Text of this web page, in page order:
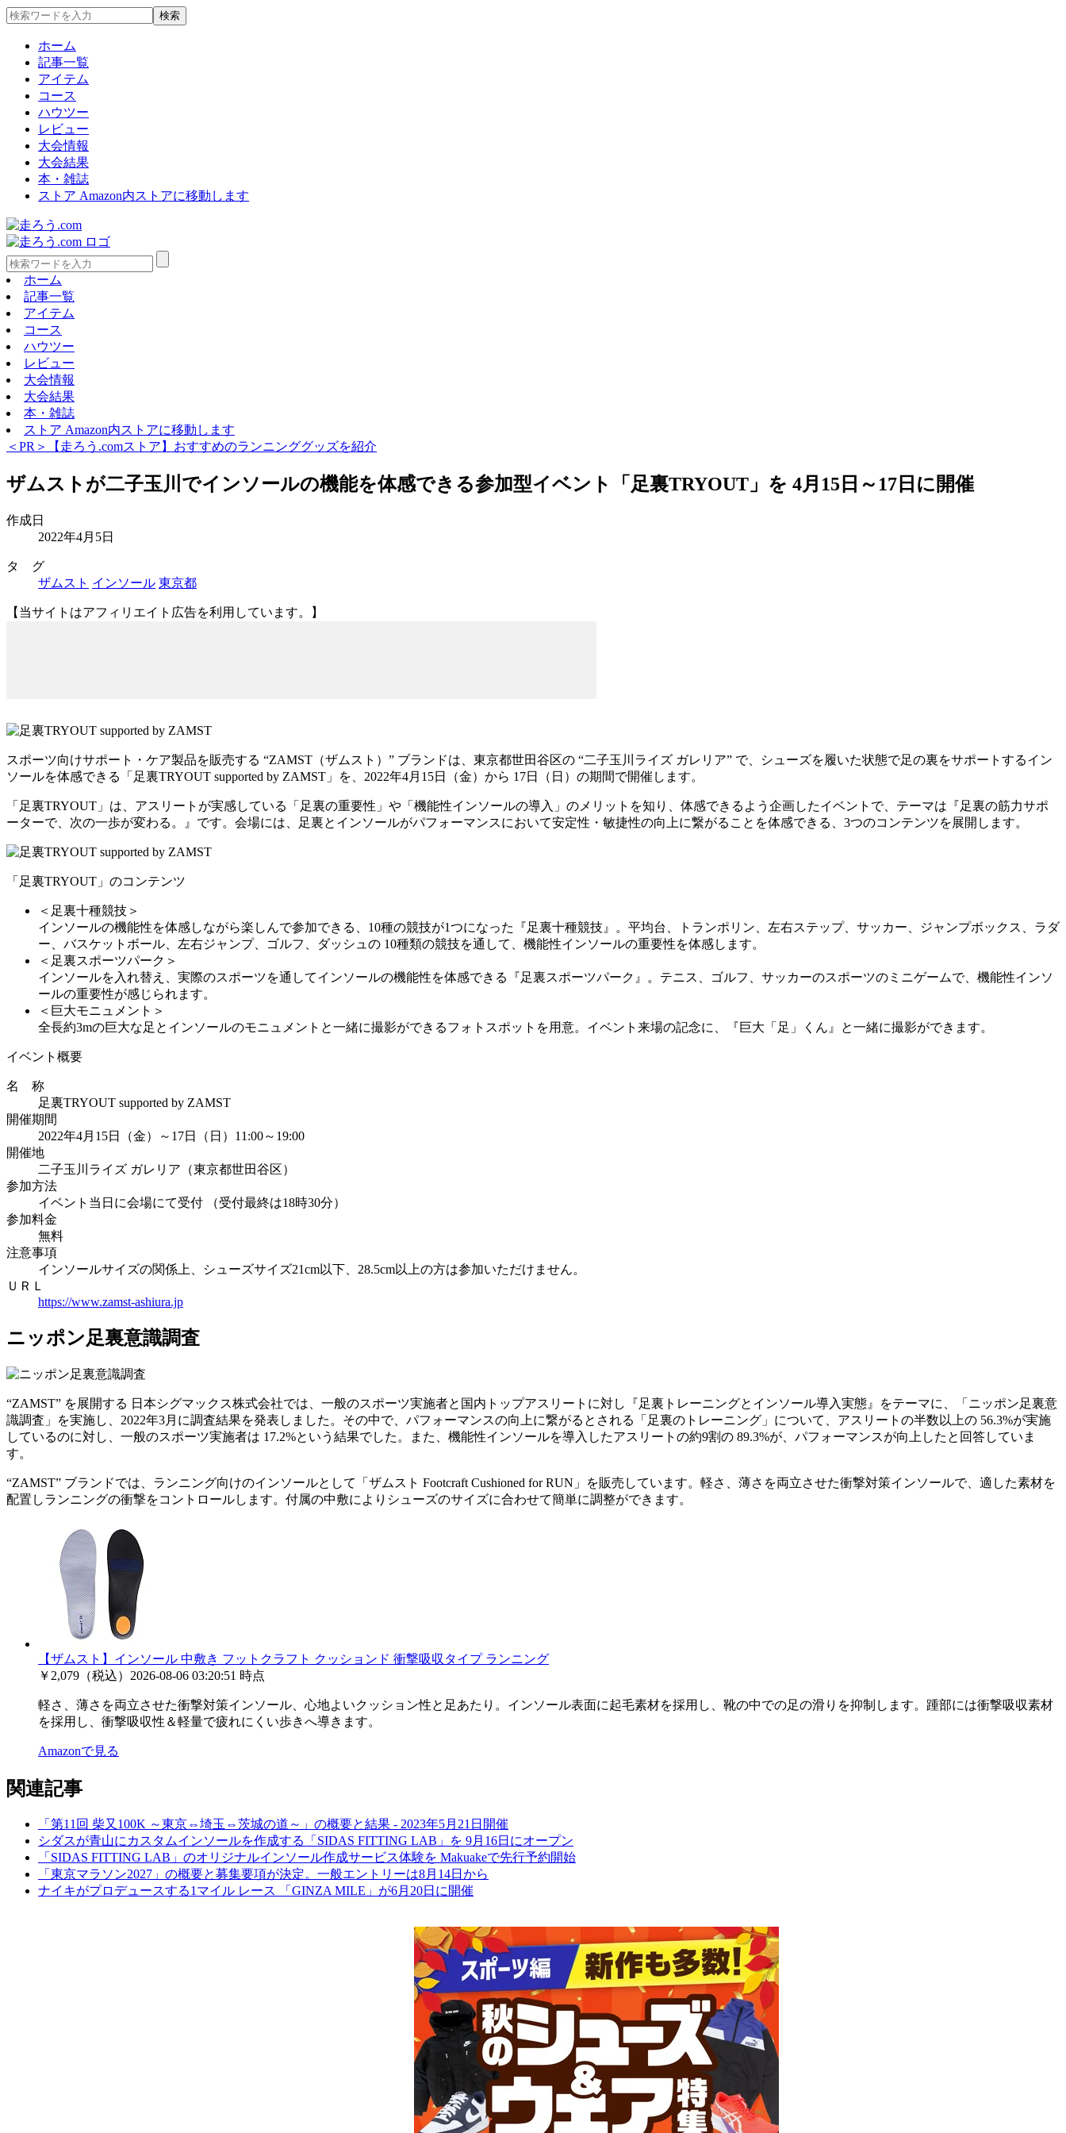
ホーム
記事一覧
アイテム
コース
ハウツー
レビュー
大会情報
大会結果
本・雑誌
ストア Amazon内ストアに移動します
ホーム
記事一覧
アイテム
コース
ハウツー
レビュー
大会情報
大会結果
本・雑誌
ストア Amazon内ストアに移動します
＜PR＞【走ろう.comストア】おすすめのランニンググッズを紹介
ザムストが二子玉川でインソールの機能を体感できる参加型イベント「足裏TRYOUT」を 4月15日～17日に開催
作成日
2022年4月5日
タ グ
ザムスト インソール 東京都
【当サイトはアフィリエイト広告を利用しています。】
スポーツ向けサポート・ケア製品を販売する “ZAMST（ザムスト）” ブランドは、東京都世田谷区の “二子玉川ライズ ガレリア” で、シューズを履いた状態で足の裏をサポートするイン
ソールを体感できる「足裏TRYOUT supported by ZAMST」を、2022年4月15日（金）から 17日（日）の期間で開催します。
「足裏TRYOUT」は、アスリートが実感している「足裏の重要性」や「機能性インソールの導入」のメリットを知り、体感できるよう企画したイベントで、テーマは『足裏の筋力サポ
ーターで、次の一歩が変わる。』です。会場には、足裏とインソールがパフォーマンスにおいて安定性・敏捷性の向上に繋がることを体感できる、3つのコンテンツを展開します。
「足裏TRYOUT」のコンテンツ
＜足裏十種競技＞
インソールの機能性を体感しながら楽しんで参加できる、10種の競技が1つになった『足裏十種競技』。平均台、トランポリン、左右ステップ、サッカー、ジャンプボックス、ラダ
ー、バスケットボール、左右ジャンプ、ゴルフ、ダッシュの 10種類の競技を通して、機能性インソールの重要性を体感します。
＜足裏スポーツパーク＞
インソールを入れ替え、実際のスポーツを通してインソールの機能性を体感できる『足裏スポーツパーク』。テニス、ゴルフ、サッカーのスポーツのミニゲームで、機能性インソ
ールの重要性が感じられます。
＜巨大モニュメント＞
全長約3mの巨大な足とインソールのモニュメントと一緒に撮影ができるフォトスポットを用意。イベント来場の記念に、『巨大「足」くん』と一緒に撮影ができます。
イベント概要
名 称
足裏TRYOUT supported by ZAMST
開催期間
2022年4月15日（金）～17日（日）11:00～19:00
開催地
二子玉川ライズ ガレリア（東京都世田谷区）
参加方法
イベント当日に会場にて受付 （受付最終は18時30分）
参加料金
無料
注意事項
インソールサイズの関係上、シューズサイズ21cm以下、28.5cm以上の方は参加いただけません。
ＵＲＬ
https://www.zamst-ashiura.jp
ニッポン足裏意識調査
“ZAMST” を展開する 日本シグマックス株式会社では、一般のスポーツ実施者と国内トップアスリートに対し『足裏トレーニングとインソール導入実態』をテーマに、「ニッポン足裏意
識調査」を実施し、2022年3月に調査結果を発表しました。その中で、パフォーマンスの向上に繋がるとされる「足裏のトレーニング」について、アスリートの半数以上の 56.3%が実施
しているのに対し、一般のスポーツ実施者は 17.2%という結果でした。また、機能性インソールを導入したアスリートの約9割の 89.3%が、パフォーマンスが向上したと回答していま
す。
“ZAMST” ブランドでは、ランニング向けのインソールとして「ザムスト Footcraft Cushioned for RUN」を販売しています。軽さ、薄さを両立させた衝撃対策インソールで、適した素材を
配置しランニングの衝撃をコントロールします。付属の中敷によりシューズのサイズに合わせて簡単に調整ができます。
【ザムスト】インソール 中敷き フットクラフト クッションド 衝撃吸収タイプ ランニング
￥2,079（税込） 2026-08-06 03:20:51 時点
軽さ、薄さを両立させた衝撃対策インソール、心地よいクッション性と足あたり。インソール表面に起毛素材を採用し、靴の中での足の滑りを抑制します。踵部には衝撃吸収素材
を採用し、衝撃吸収性＆軽量で疲れにくい歩きへ導きます。
Amazonで見る
関連記事
「第11回 柴又100K ～東京⇔埼玉⇔茨城の道～」の概要と結果 - 2023年5月21日開催
シダスが青山にカスタムインソールを作成する「SIDAS FITTING LAB」を 9月16日にオープン
「SIDAS FITTING LAB」のオリジナルインソール作成サービス体験を Makuakeで先行予約開始
「東京マラソン2027」の概要と募集要項が決定。一般エントリーは8月14日から
ナイキがプロデュースする1マイル レース 「GINZA MILE」が6月20日に開催